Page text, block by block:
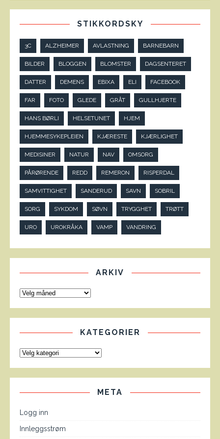
STIKKORDSKY
3C ALZHEIMER AVLASTNING BARNEBARN
BILDER BLOGGEN BLOMSTER DAGSENTERET
DATTER DEMENS EBIXA ELI FACEBOOK
FAR FOTO GLEDE GRÅT GULLHJERTE
HANS BØRLI HELSETUNET HJEM
HJEMMESYKEPLEIEN KJÆRESTE KJÆRLIGHET
MEDISINER NATUR NAV OMSORG
PÅRØRENDE REDD REMERON RISPERDAL
SAMVITTIGHET SANDERUD SAVN SOBRIL
SORG SYKDOM SØVN TRYGGHET TRØTT
URO UROKRÅKA VAMP VANDRING
ARKIV
KATEGORIER
META
Logg inn
Innleggsstrøm